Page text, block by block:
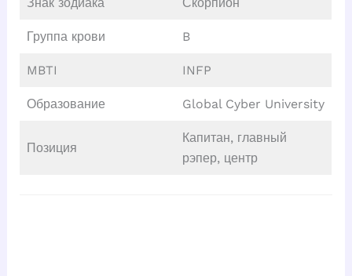
Группа крови B
MBTI INFP
Образование Global Cyber University
Позиция
Капитан, главный
рэпер, центр